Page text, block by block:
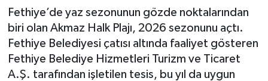
Fethiye’de yaz sezonunun gözde noktalarından
biri olan Akmaz Halk Plajı, 2026 sezonunu açtı.
Fethiye Belediyesi çatısı altında faaliyet gösteren
Fethiye Belediye Hizmetleri Turizm ve Ticaret
A.Ş. tarafından işletilen tesis, bu yıl da uygun
Ekonomi
Kültür
Magazin
Süper Lig Puan Durumu ve Fikstür
Tüm Manşetler
Son Dakika Haberleri